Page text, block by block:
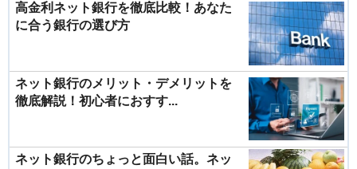
高金利ネット銀行を徹底比較！あなた
に合う銀行の選び方
ネット銀行のメリット・デメリットを
徹底解説！初心者におすす...
ネット銀行のちょっと面白い話。ネッ